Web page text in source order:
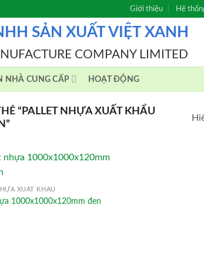
Giới thiệu Hệ
SẢN XUẤT VIỆT XANH
COMPANY LIMITED
NHÀ CUNG CẤP HOẠT ĐỘNG
“PALLET NHỰA XUẤT KHẨU
XUẤT KHẨU
1000x1000x120mm đen